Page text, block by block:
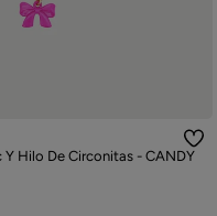
Y Hilo De Circonitas - CANDY